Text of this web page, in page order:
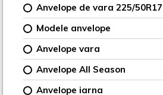
Anvelope de vara 225/50R17
Modele anvelope
Anvelope vara
Anvelope All Season
Anvelope iarna